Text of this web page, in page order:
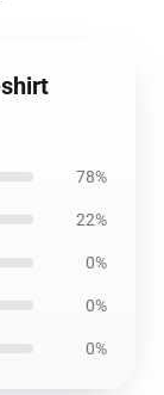
78%
22%
0%
0%
0%